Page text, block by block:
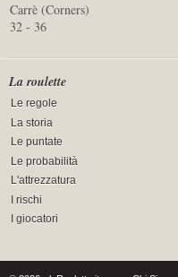
Carrè (Corners)
32 - 36
La roulette
Le regole
La storia
Le puntate
Le probabilità
L'attrezzatura
I rischi
I giocatori